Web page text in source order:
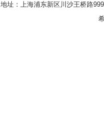
地址：上海浦东新区川沙王桥路